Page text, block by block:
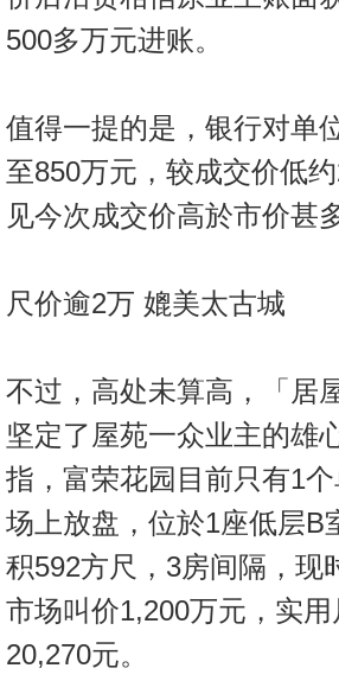
500多万元进账。
值得一提的是，银行对单
至850万元，较成交价低
见今次成交价高於市价甚多
尺价逾2万 媲美太古城
不过，高处未算高，「居
坚定了屋苑一众业主的雄
指，富荣花园目前只有1
场上放盘，位於1座低层B
积592方尺，3房间隔，现
市场叫价1,200万元，实
20,270元。